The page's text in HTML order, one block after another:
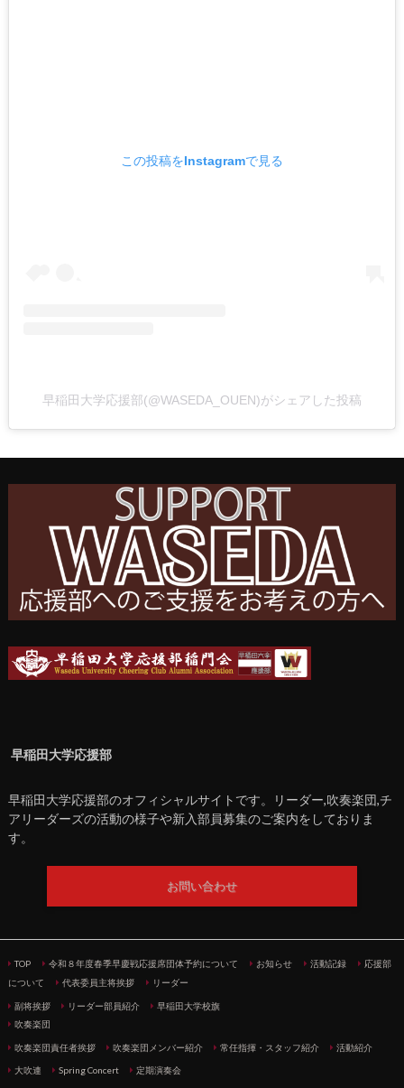
この投稿をInstagramで見る
早稲田大学応援部(@WASEDA_OUEN)がシェアした投稿
早稲田大学応援部
早稲田大学応援部のオフィシャルサイトです。リーダー,吹奏楽団,チ
アリーダーズの活動の様子や新入部員募集のご案内をしておりま
す。
お問い合わせ
TOP 令和８年度春季早慶戦応援席団体予約について お知らせ 活動記録
応援部
について
代表委員主将挨拶 リーダー
副将挨拶 リーダー部員紹介
早稲田大学校旗
吹奏楽団
吹奏楽団責任者挨拶 吹奏楽団メンバー紹介 常任指揮・スタッフ紹介 活動紹介
大吹連 Spring Concert 定期演奏会